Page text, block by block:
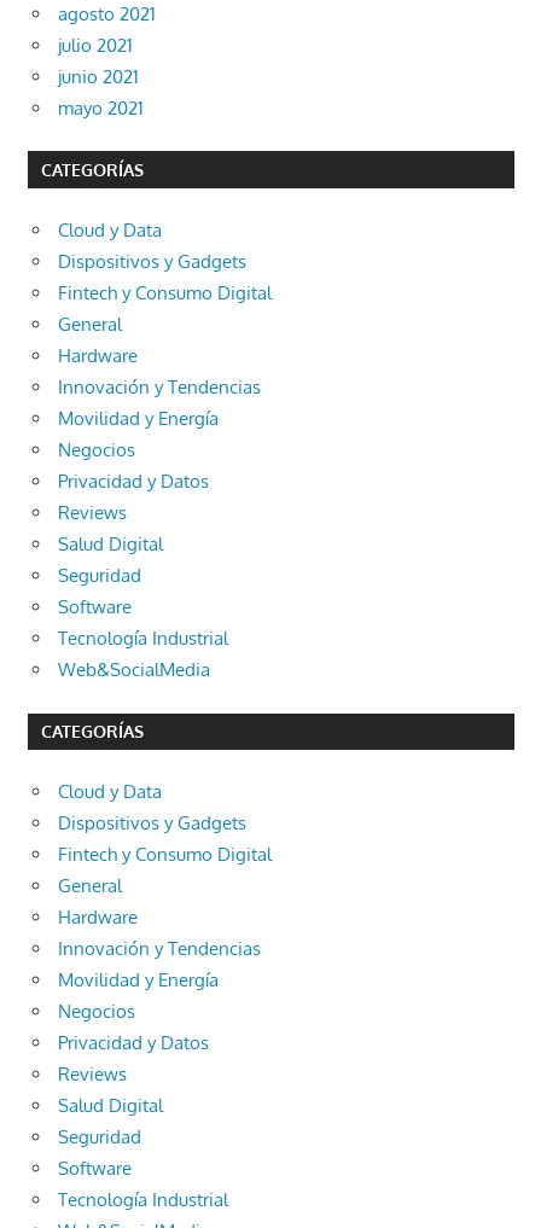
agosto 2021
julio 2021
junio 2021
mayo 2021
CATEGORÍAS
Cloud y Data
Dispositivos y Gadgets
Fintech y Consumo Digital
General
Hardware
Innovación y Tendencias
Movilidad y Energía
Negocios
Privacidad y Datos
Reviews
Salud Digital
Seguridad
Software
Tecnología Industrial
Web&SocialMedia
CATEGORÍAS
Cloud y Data
Dispositivos y Gadgets
Fintech y Consumo Digital
General
Hardware
Innovación y Tendencias
Movilidad y Energía
Negocios
Privacidad y Datos
Reviews
Salud Digital
Seguridad
Software
Tecnología Industrial